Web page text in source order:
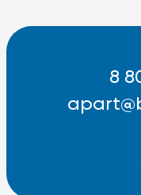
8